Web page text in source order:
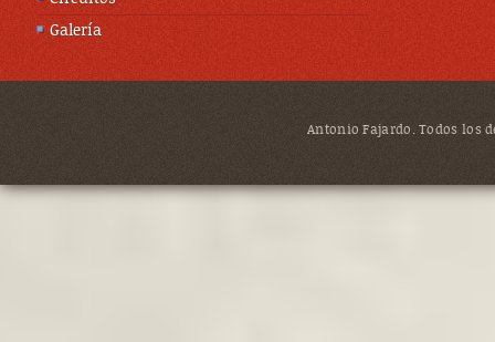
Galería
Antonio Fajardo. Todos los